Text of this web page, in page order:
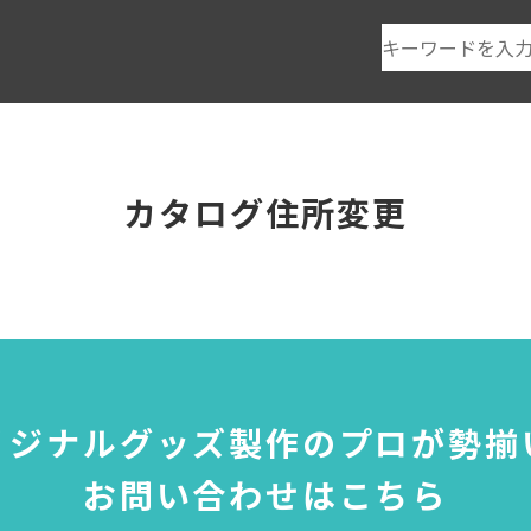
カタログ住所変更
ナルグッズ製作のプロが勢
お問い合わせはこちら